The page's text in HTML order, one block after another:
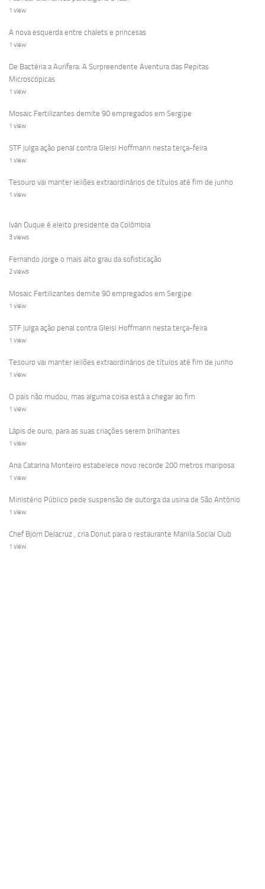
1 view
A nova esquerda entre chalets e princesas
1 view
De Bactéria a Aurífera: A Surpreendente Aventura das Pepitas
Microscópicas
1 view
Mosaic Fertilizantes demite 90 empregados em Sergipe
1 view
STF julga ação penal contra Gleisi Hoffmann nesta terça-feira
1 view
Tesouro vai manter leilões extraordinários de títulos até fim de junho
1 view
Iván Duque é eleito presidente da Colômbia
3 views
Fernando Jorge o mais alto grau da sofisticação
2 views
Mosaic Fertilizantes demite 90 empregados em Sergipe
1 view
STF julga ação penal contra Gleisi Hoffmann nesta terça-feira
1 view
Tesouro vai manter leilões extraordinários de títulos até fim de junho
1 view
O país não mudou, mas alguma coisa está a chegar ao fim
1 view
Lápis de ouro, para as suas criações serem brilhantes
1 view
Ana Catarina Monteiro estabelece novo recorde 200 metros mariposa
1 view
Ministério Público pede suspensão de outorga da usina de São Antônio
1 view
Chef Björn Delacruz , cria Donut para o restaurante Manila Social Club
1 view